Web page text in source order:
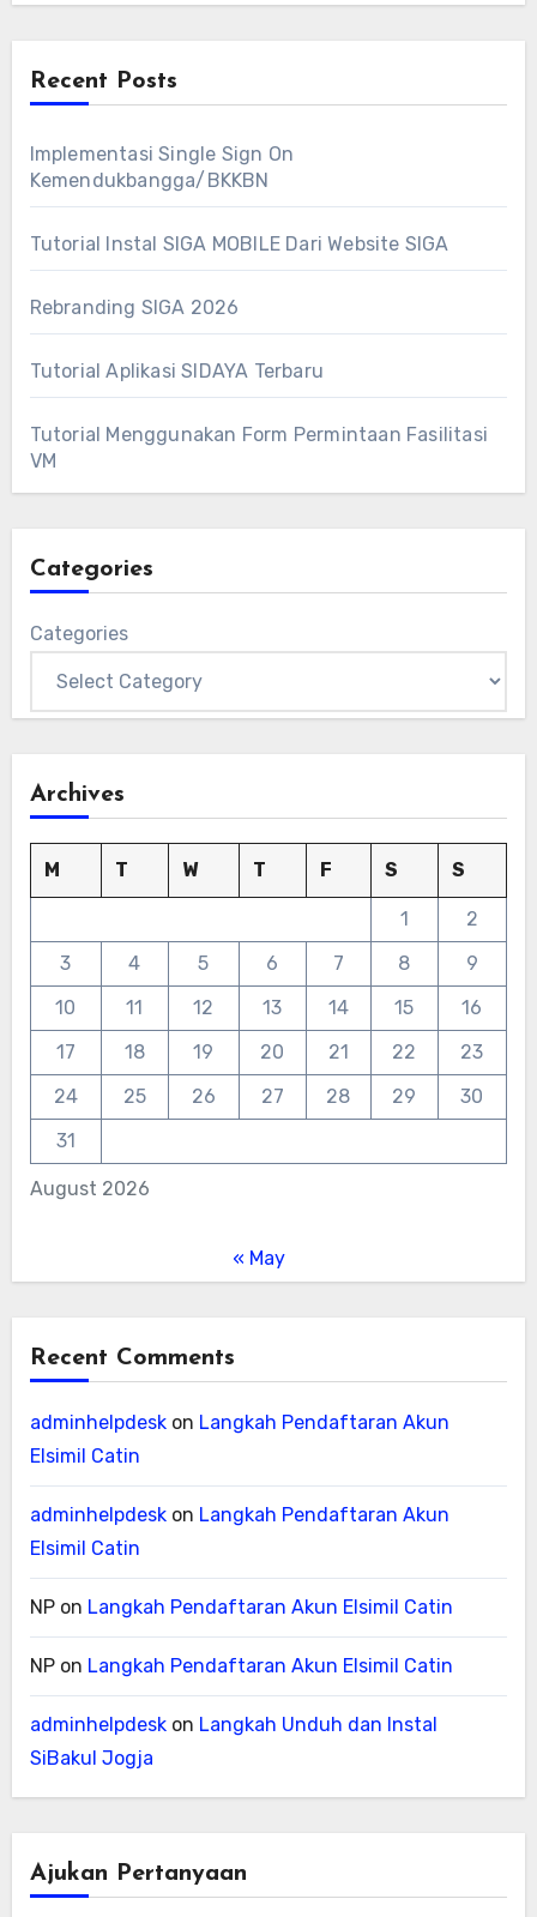
Recent Posts
Implementasi Single Sign On
Kemendukbangga/BKKBN
Tutorial Instal SIGA MOBILE Dari Website SIGA
Rebranding SIGA 2026
Tutorial Aplikasi SIDAYA Terbaru
Tutorial Menggunakan Form Permintaan Fasilitasi
VM
Categories
Categories
Archives
August 2026
M T W T F S S
1
2
3
4 5 6 7 8
9
10
11 12 13 14 15
16
17
18 19 20 21 22
23
24
25 26 27 28 29
30
31
« May
Recent Comments
adminhelpdeskon Langkah Pendaftaran Akun
Elsimil Catin
adminhelpdeskon Langkah Pendaftaran Akun
Elsimil Catin
NPon Langkah Pendaftaran Akun Elsimil Catin
NPon Langkah Pendaftaran Akun Elsimil Catin
adminhelpdeskon Langkah Unduh dan Instal
SiBakul Jogja
Ajukan Pertanyaan